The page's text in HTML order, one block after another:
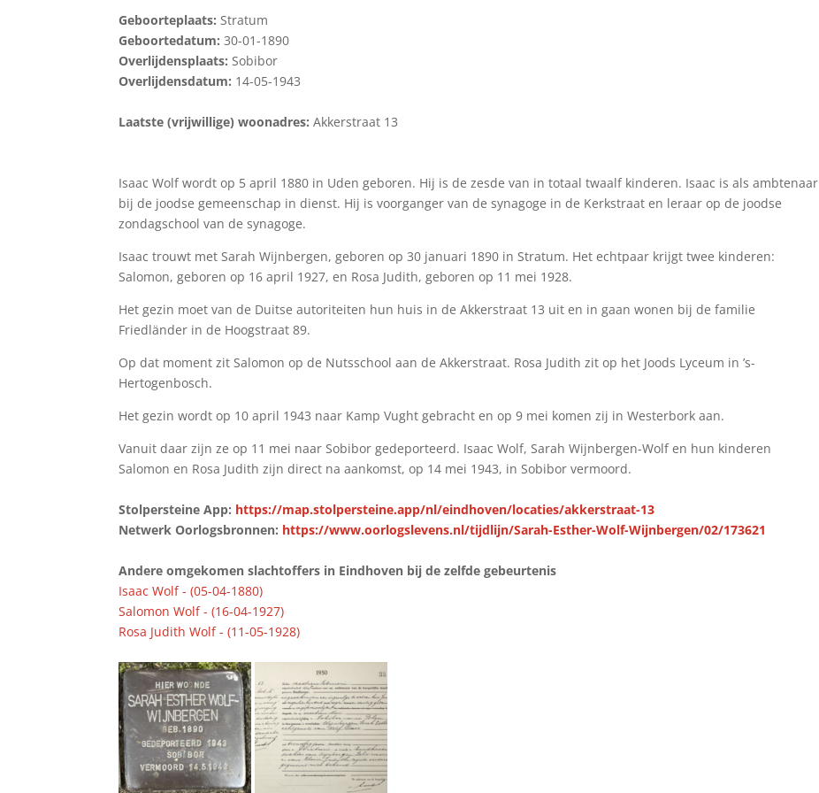
Geboorteplaats:Stratum
Geboortedatum:30-01-1890
Overlijdensplaats:Sobibor
Overlijdensdatum: 14-05-1943
Laatste (vrijwillige) woonadres:Akkerstraat 13
Isaac Wolf wordt op 5 april 1880 in Uden geboren. Hij is de zesde van in totaal twaalf kinderen. Isaac is als ambtenaar
bij de joodse gemeenschap in dienst. Hij is voorganger van de synagoge in de Kerkstraat en leraar op de joodse
zondagschool van de synagoge.
Isaac trouwt met Sarah Wijnbergen, geboren op 30 januari 1890 in Stratum. Het echtpaar krijgt twee kinderen:
Salomon, geboren op 16 april 1927, en Rosa Judith, geboren op 11 mei 1928.
Het gezin moet van de Duitse autoriteiten hun huis in de Akkerstraat 13 uit en in gaan wonen bij de familie
Friedländer in de Hoogstraat 89.
Op dat moment zit Salomon op de Nutsschool aan de Akkerstraat. Rosa Judith zit op het Joods Lyceum in ’s-
Hertogenbosch.
Het gezin wordt op 10 april 1943 naar Kamp Vught gebracht en op 9 mei komen zij in Westerbork aan.
Vanuit daar zijn ze op 11 mei naar Sobibor gedeporteerd. Isaac Wolf, Sarah Wijnbergen-Wolf en hun kinderen
Salomon en Rosa Judith zijn direct na aankomst, op 14 mei 1943, in Sobibor vermoord.
Stolpersteine App: https://map.stolpersteine.app/nl/eindhoven/locaties/akkerstraat-13
Netwerk Oorlogsbronnen: https://www.oorlogslevens.nl/tijdlijn/Sarah-Esther-Wolf-Wijnbergen/02/173621
Andere omgekomen slachtoffers in Eindhoven bij de zelfde gebeurtenis
Isaac Wolf - (05-04-1880)
Salomon Wolf - (16-04-1927)
Rosa Judith Wolf - (11-05-1928)